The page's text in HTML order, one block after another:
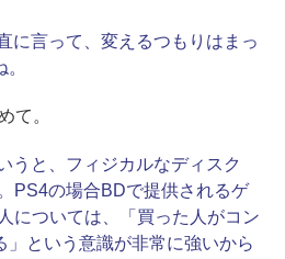
に言って、変えるつもりはまっ
て。
うと、フィジカルなディスク
PS4の場合BDで提供されるゲ
については、「買った人がコン
」という意識が非常に強いから